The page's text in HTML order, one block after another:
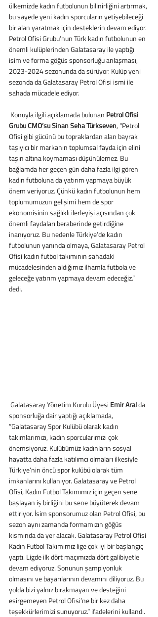
ülkemizde kadın futbolunun bilinirliğini artırmak,
bu sayede yeni kadın sporcuların yetişebileceği
bir alan yaratmak için desteklerin devam ediyor.
Petrol Ofisi Grubu’nun Türk kadın futbolunun en
önemli kulüplerinden Galatasaray ile yaptığı
isim ve forma göğüs sponsorluğu anlaşması,
2023-2024 sezonunda da sürüyor. Kulüp yeni
sezonda da Galatasaray Petrol Ofisi ismi ile
sahada mücadele ediyor.
Konuyla ilgili açıklamada bulunan Petrol Ofisi
Grubu CMO’su Sinan Seha Türkseven, “Petrol
Ofisi gibi gücünü bu topraklardan alan bayrak
taşıyıcı bir markanın toplumsal fayda için elini
taşın altına koymaması düşünülemez. Bu
bağlamda her geçen gün daha fazla ilgi gören
kadın futboluna da yatırım yapmaya büyük
önem veriyoruz. Çünkü kadın futbolunun hem
toplumumuzun gelişimi hem de spor
ekonomisinin sağlıklı ilerleyişi açısından çok
önemli faydaları beraberinde getirdiğine
inanıyoruz. Bu nedenle Türkiye’de kadın
futbolunun yanında olmaya, Galatasaray Petrol
Ofisi kadın futbol takımının sahadaki
mücadelesinden aldığımız ilhamla futbola ve
geleceğe yatırım yapmaya devam edeceğiz.”
dedi.
Galatasaray Yönetim Kurulu Üyesi Emir Aral da
sponsorluğa dair yaptığı açıklamada,
”Galatasaray Spor Kulübü olarak kadın
takımlarımızı, kadın sporcularımızı çok
önemsiyoruz. Kulübümüz kadınların sosyal
hayatta daha fazla katılımcı olmaları ilkesiyle
Türkiye’nin öncü spor kulübü olarak tüm
imkanlarını kullanıyor. Galatasaray ve Petrol
Ofisi, Kadın Futbol Takımımız için geçen sene
başlayan iş birliğini bu sene büyüterek devam
ettiriyor. İsim sponsorumuz olan Petrol Ofisi, bu
sezon aynı zamanda formamızın göğüs
kısmında da yer alacak. Galatasaray Petrol Ofisi
Kadın Futbol Takımımız lige çok iyi bir başlangıç
yaptı. Ligde ilk dört maçımızda dört galibiyetle
devam ediyoruz. Sonunun şampiyonluk
olmasını ve başarılarının devamını diliyoruz. Bu
yolda bizi yalnız bırakmayan ve desteğini
esirgemeyen Petrol Ofisi’ne bir kez daha
teşekkürlerimizi sunuyoruz.” ifadelerini kullandı.